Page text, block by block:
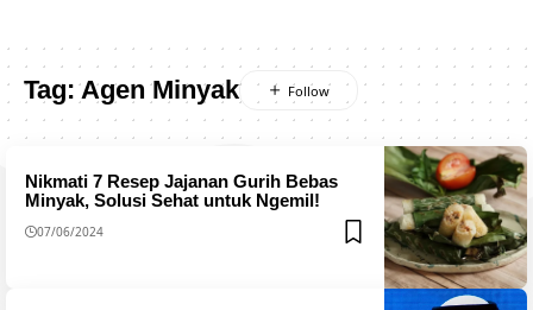
Tag:Agen Minyak
Nikmati 7 Resep Jajanan Gurih Bebas
Minyak, Solusi Sehat untuk Ngemil!
07/06/2024